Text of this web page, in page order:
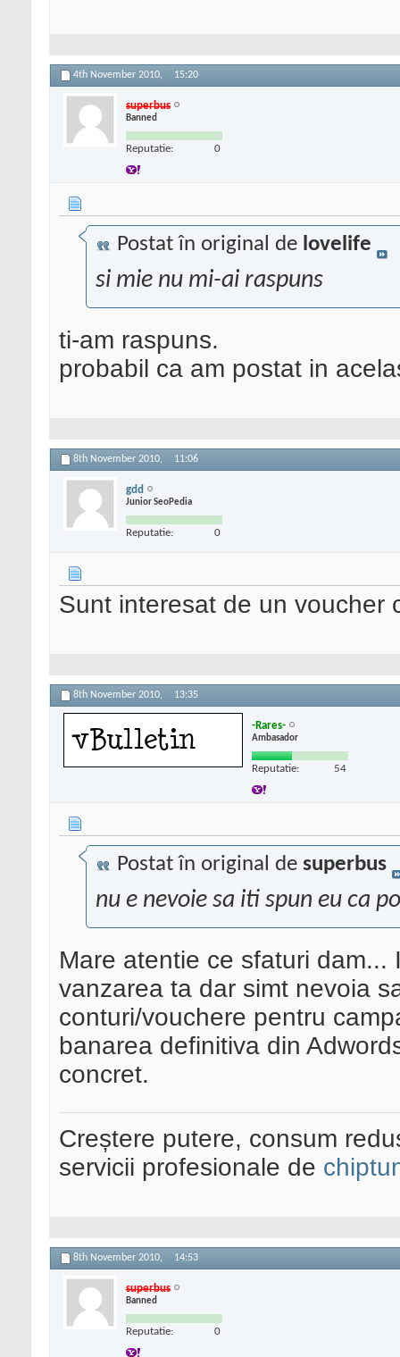
4th November 2010, 15:20
superbus
Banned
Reputatie: 0
Postat în original de lovelife
si mie nu mi-ai raspuns
ti-am raspuns.
probabil ca am postat in
8th November 2010, 11:06
gdd
Junior SeoPedia
Reputatie: 0
Sunt interesat de un voucher
8th November 2010, 13:35
-Rares-
Ambasador
Reputatie: 54
Postat în original de superbus
nu e nevoie sa iti spun eu ca
Mare atentie ce sfaturi
vanzarea ta dar simt nevoia
conturi/vouchere pentru
banarea definitiva din
concret.
Creștere putere, consum
servicii profesionale de
8th November 2010, 14:53
superbus
Banned
Reputatie: 0